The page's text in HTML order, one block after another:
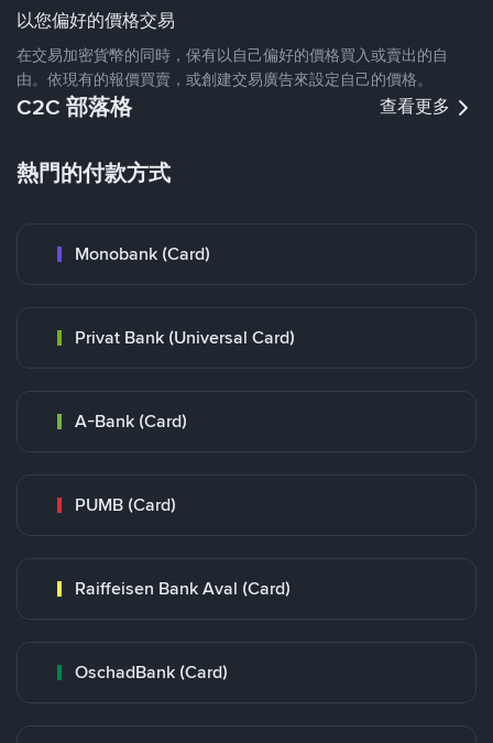
以您偏好的價格交易
在交易加密貨幣的同時，保有以自己偏好的價格買入或賣出的自
由。依現有的報價買賣，或創建交易廣告來設定自己的價格。
C2C 部落格 查看更多
熱門的付款方式
Monobank (Card)
Privat Bank (Universal Card)
A-Bank (Card)
PUMB (Card)
Raiffeisen Bank Aval (Card)
OschadBank (Card)